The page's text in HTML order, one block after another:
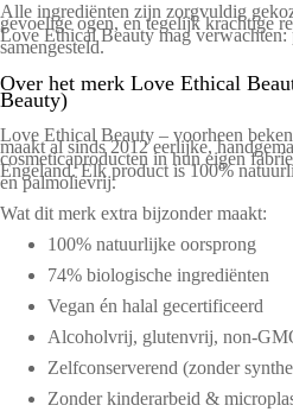
Alle ingrediënten zijn zorgvuldig
gevoelige ogen, en tegelijk krachtige
Love Ethical Beauty mag verwachten:
samengesteld.
Over het merk Love Ethical
Beauty)
Love Ethical Beauty – voorheen
maakt al sinds 2012 eerlijke,
cosmeticaproducten in hun eigen
Engeland. Elk product is 100%
en palmolievrij.
Wat dit merk extra bijzonder maakt:
100% natuurlijke oorsprong
74% biologische ingrediënten
Vegan én halal gecertificeerd
Alcoholvrij, glutenvrij, non-
Zelfconserverend (zonder
Zonder kinderarbeid &